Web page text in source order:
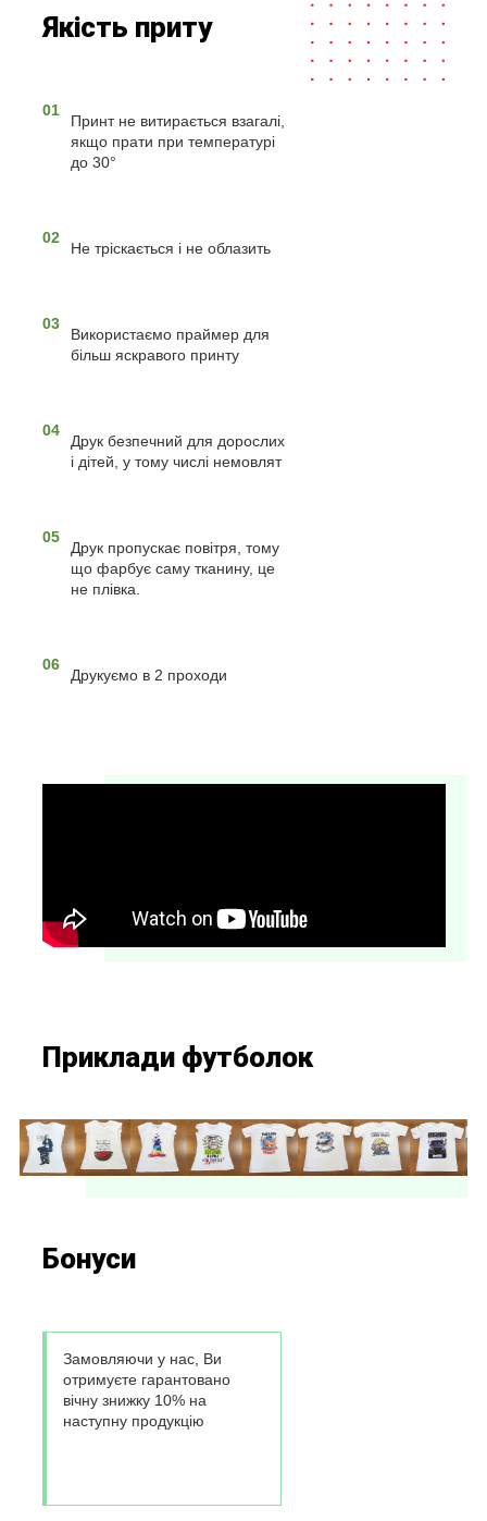
Якість приту
01
Принт не витирається взагалі,
якщо прати при температурі
до 30°
02
Не тріскається і не облазить
03
Використаємо праймер для
більш яскравого принту
04
Друк безпечний для дорослих
і дітей, у тому числі немовлят
05
Друк пропускає повітря, тому
що фарбує саму тканину, це
не плівка.
06
Друкуємо в 2 проходи
Приклади футболок
Бонуси
Замовляючи у нас, Ви
отримуєте гарантовано
вічну знижку 10% на
наступну продукцію